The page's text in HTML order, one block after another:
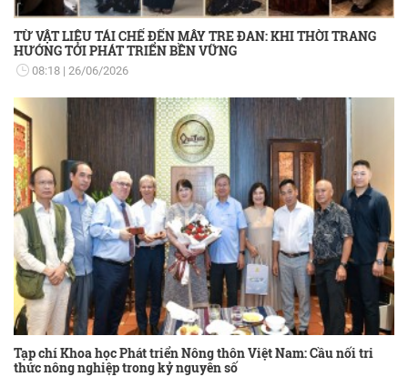
TỪ VẬT LIỆU TÁI CHẾ ĐẾN MÂY TRE ĐAN: KHI THỜI TRANG
HƯỚNG TỚI PHÁT TRIỂN BỀN VỮNG
08:18 26/06/2026
Tạp chí Khoa học Phát triển Nông thôn Việt Nam: Cầu nối tri
thức nông nghiệp trong kỷ nguyên số